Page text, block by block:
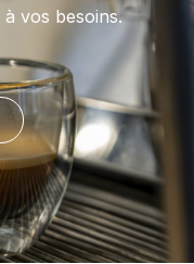
vos besoins.